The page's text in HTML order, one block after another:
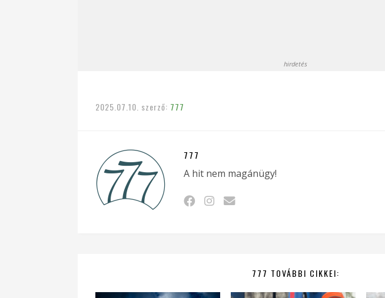
hirdetés
2025.07.10. szerző: 777
777
A hit nem magánügy!
777 TOVÁBBI CIKKEI: